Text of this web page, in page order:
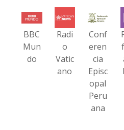
BBC
Mun
do
Radi
o
Vatic
ano
Conf
eren
cia
Episc
opal
Peru
ana